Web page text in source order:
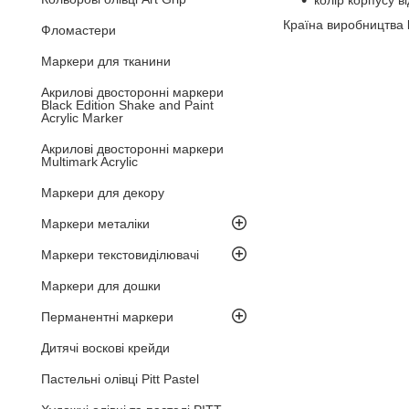
Фломастери
Маркери для тканини
Акрилові двосторонні маркери
Black Edition Shake and Paint
Acrylic Marker
Акрилові двосторонні маркери
Multimark Acrylic
Маркери для декору
Маркери металіки
Маркери текстовиділювачі
Маркери для дошки
Перманентні маркери
Дитячі воскові крейди
Пастельні олівці Pitt Pastel
Країна виробництва